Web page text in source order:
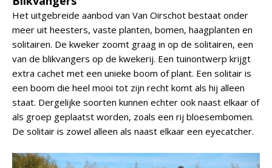
Het uitgebreide aanbod van Van Oirschot bestaat onder
meer uit heesters, vaste planten, bomen, haagplanten en
solitairen. De kweker zoomt graag in op de solitairen, een
van de blikvangers op de kwekerij. Een tuinontwerp krijgt
extra cachet met een unieke boom of plant. Een solitair is
een boom die heel mooi tot zijn recht komt als hij alleen
staat. Dergelijke soorten kunnen echter ook naast elkaar of
als groep geplaatst worden, zoals een rij bloesembomen.
De solitair is zowel alleen als naast elkaar een eyecatcher.